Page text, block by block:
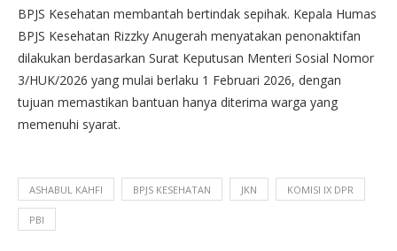
BPJS Kesehatan membantah bertindak sepihak. Kepala Humas
BPJS Kesehatan Rizzky Anugerah menyatakan penonaktifan
dilakukan berdasarkan Surat Keputusan Menteri Sosial Nomor
3/HUK/2026 yang mulai berlaku 1 Februari 2026, dengan
tujuan memastikan bantuan hanya diterima warga yang
memenuhi syarat.
ASHABUL KAHFI BPJS KESEHATAN JKN KOMISI IX DPR
PBI